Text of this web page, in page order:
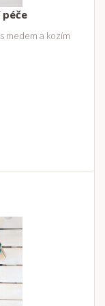
medem a kozím